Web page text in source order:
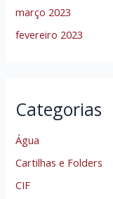
março 2023
fevereiro 2023
Categorias
Água
Cartilhas e Folders
CIF